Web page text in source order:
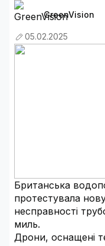
GreenVision
05.02.2025
Британська
протестувала
несправності
миль.
Дрони, оснащені